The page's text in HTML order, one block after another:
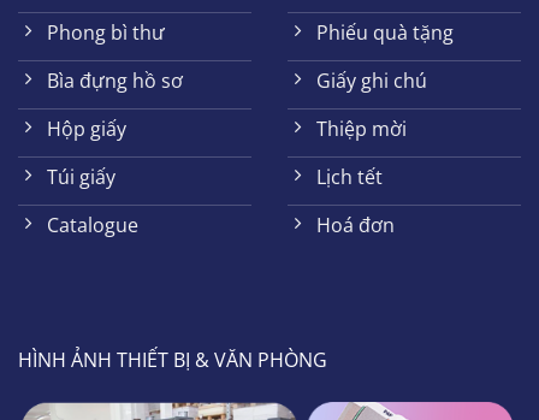
Phong bì thư
Bìa đựng hồ sơ
Hộp giấy
Túi giấy
Catalogue
Phiếu quà tặng
Giấy ghi chú
Thiệp mời
Lịch tết
Hoá đơn
HÌNH ẢNH THIẾT BỊ & VĂN PHÒNG